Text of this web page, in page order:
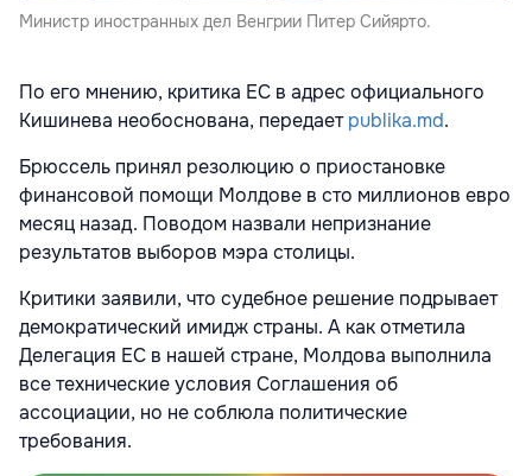
Министр иностранных дел Венгрии Питер Сийярто.
По его мнению, критика ЕС в адрес официального
Кишинева необоснована, передаетpublika.md.
Брюссель принял резолюцию о приостановке
финансовой помощи Молдове в сто миллионов евро
месяц назад. Поводом назвали непризнание
результатов выборов мэра столицы.
Критики заявили, что судебное решение подрывает
демократический имидж страны. А как отметила
Делегация ЕС в нашей стране, Молдова выполнила
все технические условия Соглашения об
ассоциации, но не соблюла политические
требования.